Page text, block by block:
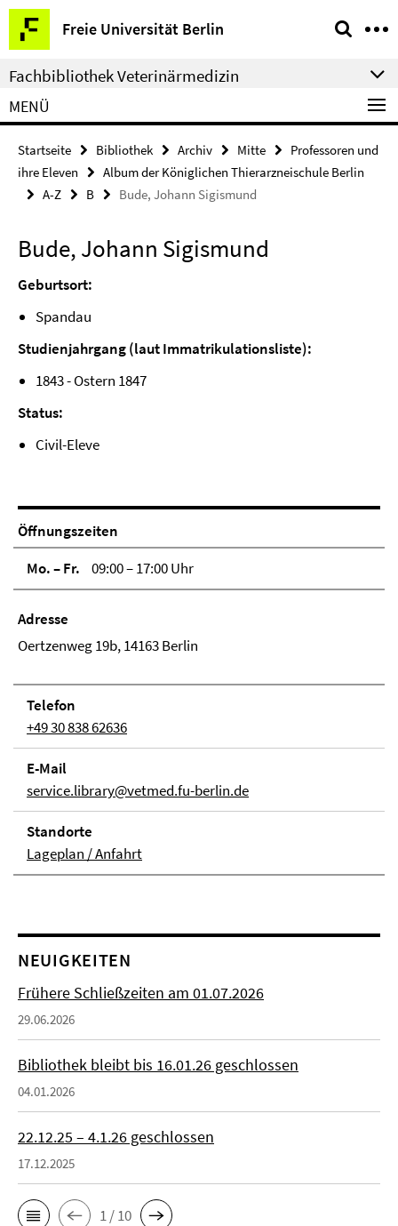
Springe
direkt
zu
Inhalt
Freie Universität Berlin
Service-
Navigation
Fachbibliothek Veterinärmedizin
MENÜ
Startseite Bibliothek Archiv Mitte
Professoren und
ihre Eleven
Album der Königlichen Thierarzneischule Berlin
A-Z
B Bude, Johann Sigismund
Bude, Johann Sigismund
Geburtsort:
Spandau
Studienjahrgang (laut Immatrikulationsliste):
1843 - Ostern 1847
Status:
Civil-Eleve
Öffnungszeiten
Mo. – Fr.
09:00 – 17:00 Uhr
Adresse
Oertzenweg 19b, 14163 Berlin
Telefon
+49 30 838 62636
E-Mail
service.library@vetmed.fu-berlin.de
Stand­orte
Lageplan / Anfahrt
NEUIGKEITEN
Frühere Schließzeiten am 01.07.2026
29.06.2026
Bibliothek bleibt bis 16.01.26 geschlossen
04.01.2026
22.12.25 – 4.1.26 geschlossen
17.12.2025
1 / 10